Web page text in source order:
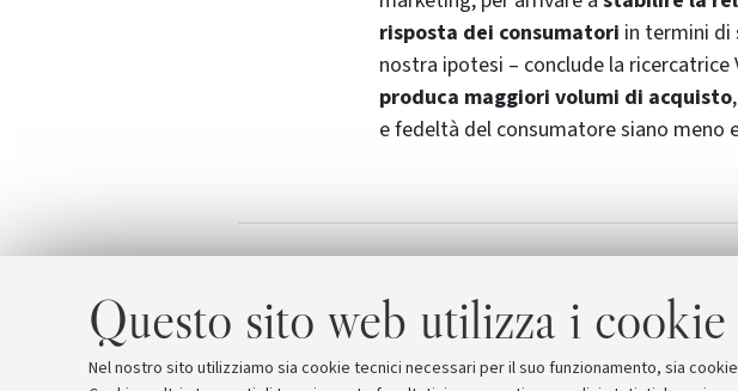
Questo sito web utilizza i cookie
Nel nostro sito utilizziamo sia cookie tecnici necessari per il suo funzionamento, sia
risposta dei consumatori in termini di
nostra ipotesi – conclude la ricercatrice
produca maggiori volumi di acquisto
e fedeltà del consumatore siano meno
Allegati